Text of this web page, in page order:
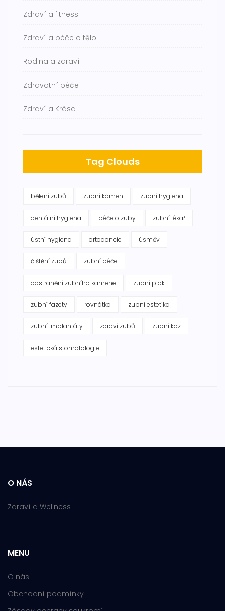
Zdraví a fitness
Zdraví a péče o tělo
Rodina a zdraví
Zdravotní péče
Zdraví a Krása
Tag Clouds
bělení zubů zubní kámen zubní hygiena
dentální hygiena péče o zuby zubní lékař
ústní hygiena ortodoncie úsměv
čištění zubů zubní péče
odstranění zubního kamene zubní plak
zubní fazety rovnátka zubní estetika
zubní implantáty zdraví zubů zubní kaz
estetická stomatologie
O NÁS
Zdraví a Wellness
MENU
O nás
Obchodní podmínky